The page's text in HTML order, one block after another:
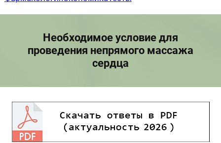
Необходимое условие для
проведения непрямого массажа
сердца